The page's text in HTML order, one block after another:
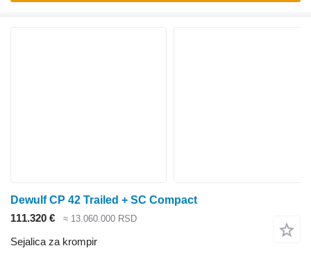
Dewulf CP 42 Trailed + SC Compact
111.320 €
≈ 13.060.000 RSD
Sejalica za krompir